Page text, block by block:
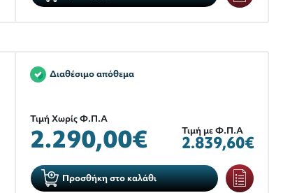
Διαθέσιμο απόθεμα
Τιμή Χωρίς Φ.Π.Α
2.290,00€ Τιμή με Φ.Π.Α
2.839,60€
Προσθήκη στο καλάθι